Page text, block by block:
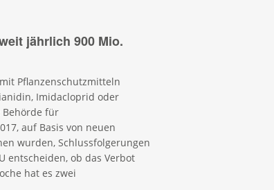
jährlich 900 Mio.
Pflanzenschutzmitteln
Imidacloprid oder
Behörde für
auf Basis von neuen
wurden, Schlussfolgerungen
entscheiden, ob das Verbot
hat es zwei